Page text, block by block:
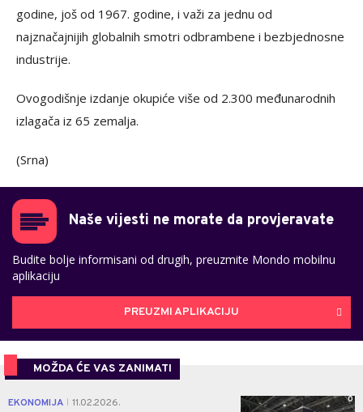
godine, još od 1967. godine, i važi za jednu od
najznačajnijih globalnih smotri odbrambene i bezbjednosne
industrije.
Ovogodišnje izdanje okupiće više od 2.300 međunarodnih
izlagača iz 65 zemalja.
(Srna)
Naše vijesti ne morate da provjeravate
Budite bolje informisani od drugih, preuzmite Mondo mobilnu
aplikaciju
PREUZMI APLIKACIJU
MOŽDA ĆE VAS ZANIMATI
EKONOMIJA 11.02.2026. 0